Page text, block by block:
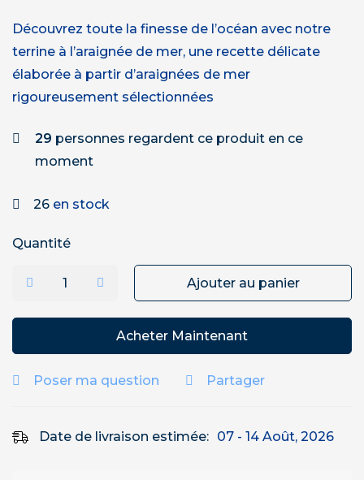
Découvrez toute la finesse de l’océan avec notre
terrine à l’araignée de mer, une recette délicate
élaborée à partir d’araignées de mer
rigoureusement sélectionnées
29 personnes regardent ce produit en ce
moment
26 en stock
Quantité
Ajouter au panier
Acheter Maintenant
Poser ma question Partager
Date de livraison estimée: 07 - 14 Août, 2026